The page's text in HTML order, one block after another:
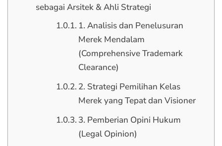
sebagai Arsitek & Ahli Strategi
1. Analisis dan Penelusuran
Merek Mendalam
(Comprehensive Trademark
Clearance)
2. Strategi Pemilihan Kelas
Merek yang Tepat dan Visioner
3. Pemberian Opini Hukum
(Legal Opinion)